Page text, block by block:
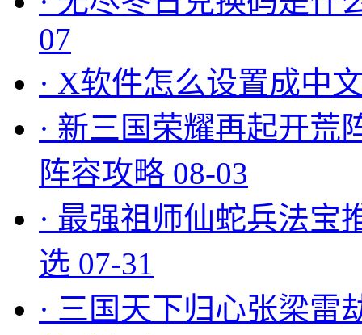
07
· X软件怎么设置成中
· 新三国荣耀再起开荒
阵容攻略 08-03
· 最强祖师仙蛇兵法宝
选 07-31
· 三国天下归心张梁雷